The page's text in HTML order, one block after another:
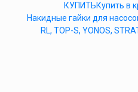
КУПИТЬКупить в
Накидные гайки для
RL, TOP-S, YONOS,